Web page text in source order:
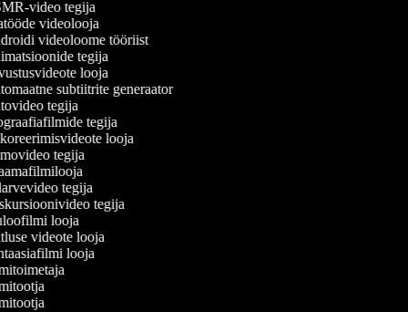
video tegija
videolooja
videoloome tööriist
tegija
looja
subtiitrite generaator
tegija
tegija
looja
tegija
tegija
tegija
looja
videote looja
looja